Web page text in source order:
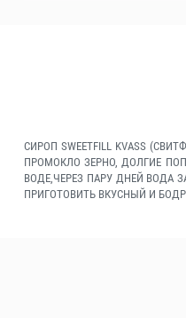
СИРОП SWEETFILL KVASS
ПРОМОКЛО ЗЕРНО, ДОЛГИЕ
ВОДЕ,ЧЕРЕЗ ПАРУ ДНЕЙ ВОДА
ПРИГОТОВИТЬ ВКУСНЫЙ И